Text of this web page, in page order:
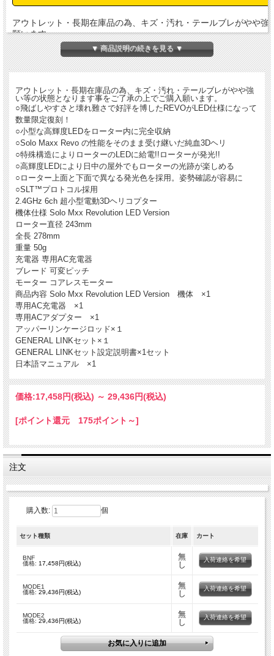
アウトレット・長期在庫品の為、キズ・汚れ・テールブレがやや
願います。
▼ 商品説明の続きを見る ▼
アウトレット・長期在庫品の為、キズ・汚れ・テールブレがやや強
い等の状態となります事をご了承の上でご購入願います。
○飛ばしやすさと壊れ難さで好評を博したREVOがLED仕様になって
数量限定復刻！
○小型な高輝度LEDをローター内に完全収納
○Solo Maxx Revo の性能をそのまま受け継いだ純血3Dヘリ
○特殊構造によりローターのLEDに給電!!ローターが発光!!
○高輝度LEDにより日中の屋外でもローターの光跡が楽しめる
○ローター上面と下面で異なる発光色を採用。姿勢確認が容易に
○SLT™プロトコル採用
2.4GHz 6ch 超小型電動3Dヘリコプター
機体仕様 Solo Mxx Revolution LED Version
ローター直径 243mm
全長 278mm
重量 50g
充電器 専用AC充電器
ブレード 可変ピッチ
モーター コアレスモーター
商品内容 Solo Mxx Revolution LED Version 機体 ×1
専用AC充電器 ×1
専用ACアダプター ×1
アッパーリンケージロッド×１
GENERAL LINKセット×１
GENERAL LINKセット設定説明書×1セット
日本語マニュアル ×1
価格:17,458円(税込) ～ 29,436円(税込)
[ポイント還元 175ポイント～]
注文
購入数: 個
セット種類 在庫 カート
BNF
価格: 17,458円(税込)
無
し
入荷連絡を希望
MODE1
価格: 29,436円(税込)
無
し
入荷連絡を希望
MODE2
価格: 29,436円(税込)
無
し
入荷連絡を希望